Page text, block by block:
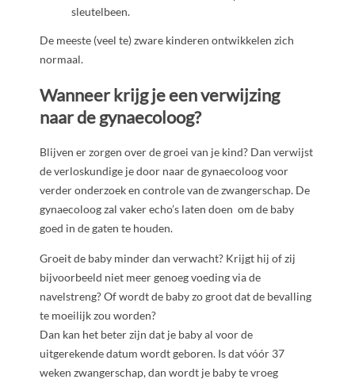
sleutelbeen.
De meeste (veel te) zware kinderen ontwikkelen zich
normaal.
Wanneer krijg je een verwijzing
naar de gynaecoloog?
Blijven er zorgen over de groei van je kind? Dan verwijst
de verloskundige je door naar de gynaecoloog voor
verder onderzoek en controle van de zwangerschap. De
gynaecoloog zal vaker echo’s laten doen om de baby
goed in de gaten te houden.
Groeit de baby minder dan verwacht? Krijgt hij of zij
bijvoorbeeld niet meer genoeg voeding via de
navelstreng? Of wordt de baby zo groot dat de bevalling
te moeilijk zou worden?
Dan kan het beter zijn dat je baby al voor de
uitgerekende datum wordt geboren. Is dat vóór 37
weken zwangerschap, dan wordt je baby te vroeg